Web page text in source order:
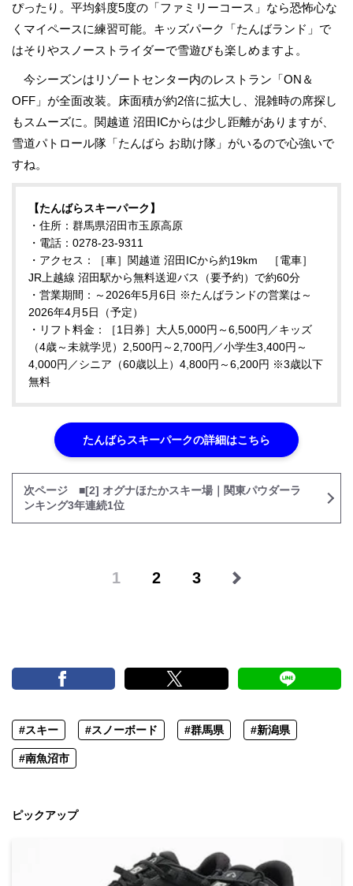
ぴったり。平均斜度5度の「ファミリーコース」なら恐怖心な
くマイペースに練習可能。キッズパーク「たんばランド」で
はそりやスノーストライダーで雪遊びも楽しめますよ。
今シーズンはリゾートセンター内のレストラン「ON＆
OFF」が全面改装。床面積が約2倍に拡大し、混雑時の席探し
もスムーズに。関越道 沼田ICからは少し距離がありますが、
雪道パトロール隊「たんばら お助け隊」がいるので心強いで
すね。
【たんばらスキーパーク】
・住所：群馬県沼田市玉原高原
・電話：0278-23-9311
・アクセス：［車］関越道 沼田ICから約19km ［電車］
JR上越線 沼田駅から無料送迎バス（要予約）で約60分
・営業期間：～2026年5月6日 ※たんばランドの営業は～
2026年4月5日（予定）
・リフト料金：［1日券］大人5,000円～6,500円／キッズ
（4歳～未就学児）2,500円～2,700円／小学生3,400円～
4,000円／シニア（60歳以上）4,800円～6,200円 ※3歳以下
無料
たんばらスキーパークの詳細はこちら
次ページ ■[2] オグナほたかスキー場｜関東パウダーラ
ンキング3年連続1位
1 2 3
#スキー #スノーボード #群馬県 #新潟県
#南魚沼市
ピックアップ